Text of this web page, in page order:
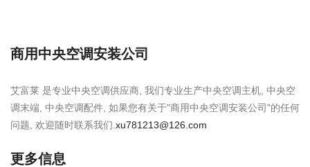
商用中央空调安装公司
艾富莱 是专业中央空调供应商, 我们专业生产中央空调主机, 中央空
调末端, 中央空调配件, 如果您有关于"商用中央空调安装公司"的任何
问题, 欢迎随时联系我们. xu781213@126.com
更多信息